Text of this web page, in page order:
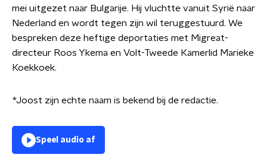
mei uitgezet naar Bulgarije. Hij vluchtte vanuit Syrië naar
Nederland en wordt tegen zijn wil teruggestuurd. We
bespreken deze heftige deportaties met Migreat-
directeur Roos Ykema en Volt-Tweede Kamerlid Marieke
Koekkoek.
*Joost zijn echte naam is bekend bij de redactie.
Speel audio af